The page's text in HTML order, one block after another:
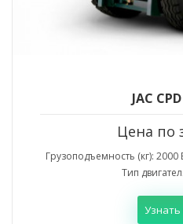
JAC
Цена по
Грузоподъемность (кг):
Тип